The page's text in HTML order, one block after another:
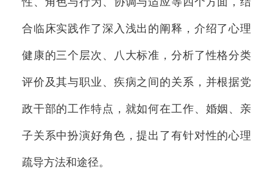
合临床实践作了深入浅出的阐释，介绍了心理
健康的三个层次、八大标准，分析了性格分类
评价及其与职业、疾病之间的关系，并根据党
政干部的工作特点，就如何在工作、婚姻、亲
子关系中扮演好角色，提出了有针对性的心理
疏导方法和途径。